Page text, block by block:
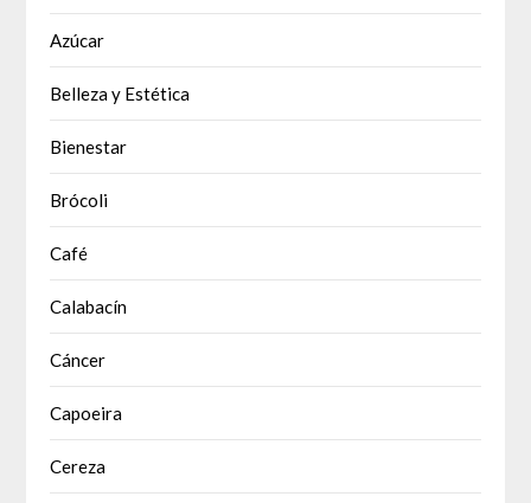
Azúcar
Belleza y Estética
Bienestar
Brócoli
Café
Calabacín
Cáncer
Capoeira
Cereza